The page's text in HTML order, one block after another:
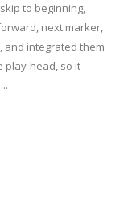
to beginning,
next marker,
and integrated them
play-head, so it